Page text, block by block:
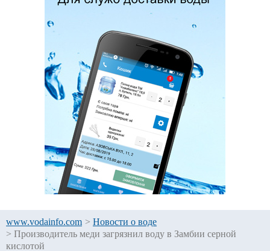
www.vodainfo.com > Новости о воде
> Производитель меди загрязнил воду в Замбии серной
кислотой